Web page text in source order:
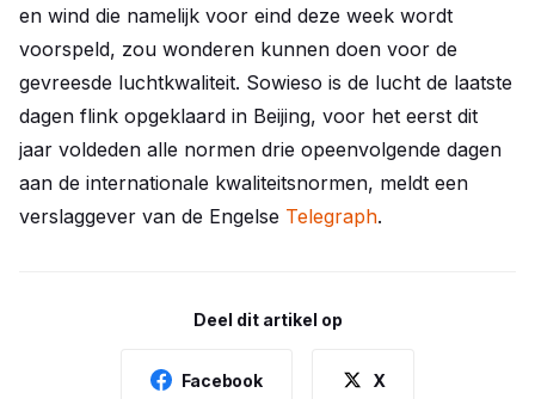
en wind die namelijk voor eind deze week wordt
voorspeld, zou wonderen kunnen doen voor de
gevreesde luchtkwaliteit. Sowieso is de lucht de laatste
dagen flink opgeklaard in Beijing, voor het eerst dit
jaar voldeden alle normen drie opeenvolgende dagen
aan de internationale kwaliteitsnormen, meldt een
verslaggever van de Engelse Telegraph.
Deel dit artikel op
Facebook X